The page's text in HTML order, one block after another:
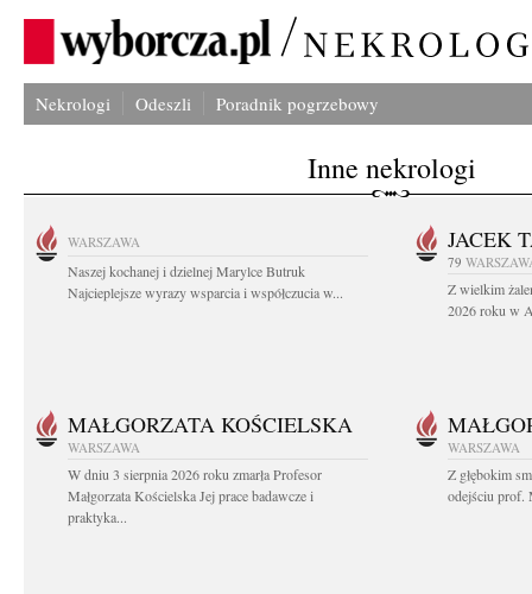
Nekrologi Odeszli Poradnik pogrzebowy
Inne nekrologi
WARSZAWA
Naszej kochanej i dzielnej Marylce Butruk
Najcieplejsze wyrazy wsparcia i współczucia w...
JACEK
79
Z wielkim
2026 roku w
MAŁGORZATA KOŚCIELSKA
WARSZAWA
W dniu 3 sierpnia 2026 roku zmarła Profesor
Małgorzata Kościelska Jej prace badawcze i
praktyka...
WARSZAWA
Z głębokim
odejściu prof.